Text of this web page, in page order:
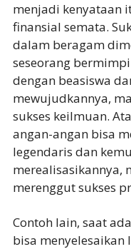
menjadi kenyataan
finansial semata.
dalam beragam
seseorang
dengan beasiswa
mewujudkannya,
sukses keilmuan.
angan-angan bisa
legendaris dan
merealisasikannya,
merenggut sukses
Contoh lain, saat
bisa